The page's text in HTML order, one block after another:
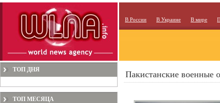
В России В Украине В мире
ТОП ДНЯ
ТОП МЕСЯЦА
Пакистанские военные